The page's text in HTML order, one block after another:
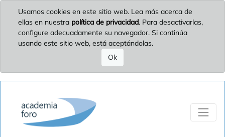
Usamos cookies en este sitio web. Lea más acerca de
ellas en nuestra política de privacidad. Para desactivarlas,
configure adecuadamente su navegador. Si continúa
usando este sitio web, está aceptándolas.
Ok